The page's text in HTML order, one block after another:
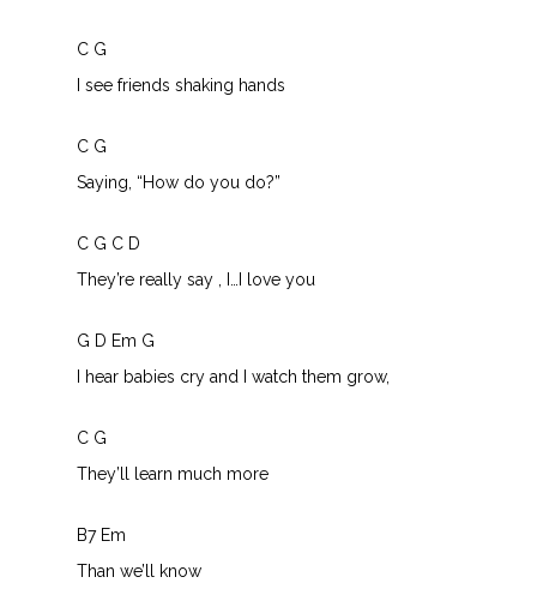
C G
I see friends shaking hands
C G
Saying, “How do you do?”
C G C D
They’re really say , I…I love you
G D Em G
I hear babies cry and I watch them grow,
C G
They’ll learn much more
B7 Em
Than we’ll know